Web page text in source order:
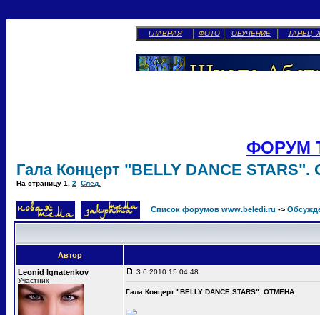
ГЛАВНАЯ ФОТО ОБУЧЕНИЕ ТАНЕЦ
ФОРУМ
Гала Концерт "BELLY DANCE
На страницу 1 2 След.
Список форумов www.beledi.ru ->
Автор
Leonid Ignatenkov
Участник
3.6.2010 15:04:48
Гала Концерт "BELLY DANCE STARS". ОТМЕНА